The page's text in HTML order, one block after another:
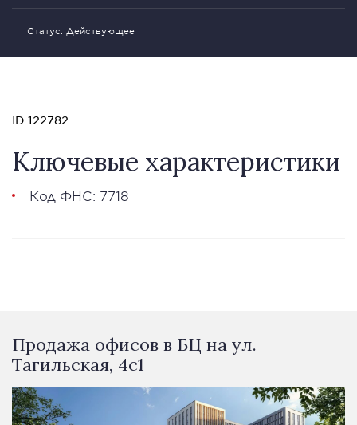
Статус: Действующее
ID 122782
Ключевые характеристики
Код ФНС: 7718
Продажа офисов в БЦ на ул.
Тагильская, 4с1